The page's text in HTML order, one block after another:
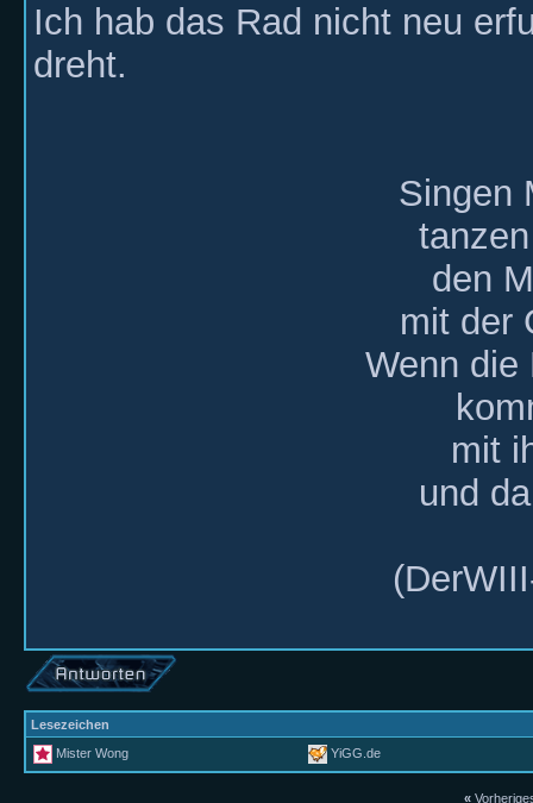
Ich hab das Rad nicht neu
dreht.
Singen
den
mit der
Wenn die
mit
und
Lesezeichen
Mister Wong
YiGG.de
«